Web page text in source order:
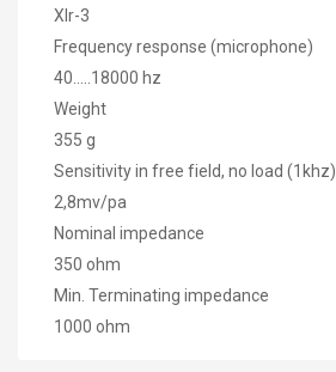
Xlr-3
Frequency response (microphone)
40.....18000 hz
Weight
355 g
Sensitivity in free field, no load (1khz)
2,8mv/pa
Nominal impedance
350 ohm
Min. Terminating impedance
1000 ohm